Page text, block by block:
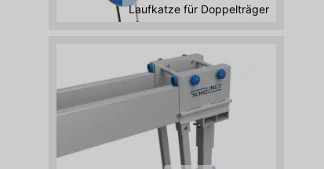
Laufkatze für Doppelträger